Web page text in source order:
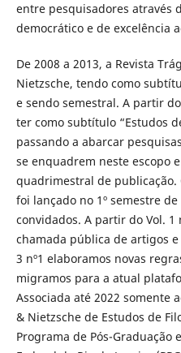
entre pesquisadores através
democrático e de excelência
De 2008 a 2013, a Revista
Nietzsche, tendo como
e sendo semestral. A partir
ter como subtítulo “Estudos
passando a abarcar
se enquadrem neste escopo
quadrimestral de
foi lançado no 1º semestre
convidados. A partir do Vol. 1
chamada pública de artigos
3 nº1 elaboramos novas
migramos para a atual
Associada até 2022 somente
& Nietzsche de Estudos de
Programa de Pós-Graduação